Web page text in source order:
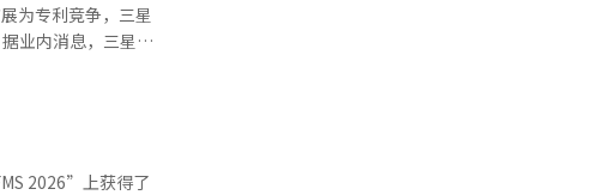
为专利竞争，三星
业内消息，三星电
在今年第一季度新
子已成为美国注
专利，位居全球企
2026”上获得了